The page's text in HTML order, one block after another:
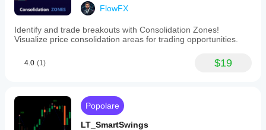
FlowFX
Identify and trade breakouts with Consolidation Zones!
Visualize price consolidation areas for trading opportunities.
4.0 (1) $19
Popolare
LT_SmartSwings